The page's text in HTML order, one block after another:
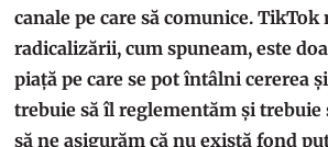
canale pe care să comunice. TikTok
radicalizării, cum spuneam, este
piață pe care se pot întâlni cererea
trebuie să îl reglementăm și trebuie
să ne asigurăm că nu există fond